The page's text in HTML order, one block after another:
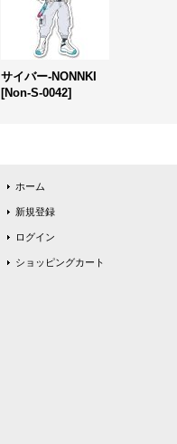
サイバー-NONNKI
[Non-S-0042]
ホーム
新規登録
ログイン
ショッピングカート